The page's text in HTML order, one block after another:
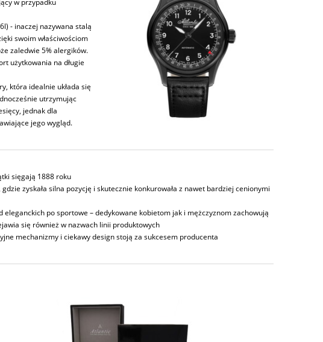
w przypadku
- inaczej nazywana stalą
swoim właściwościom
zaledwie 5% alergików.
użytkowania na długie
która idealnie układa się
utrzymując
jednak dla
jego wygląd.
sięgają 1888 roku
zyskała silna pozycję i skutecznie konkurowała z nawet bardziej cenionymi
eleganckich po sportowe – dedykowane kobietom jak i mężczyznom zachowują
się również w nazwach linii produktowych
mechanizmy i ciekawy design stoją za sukcesem producenta